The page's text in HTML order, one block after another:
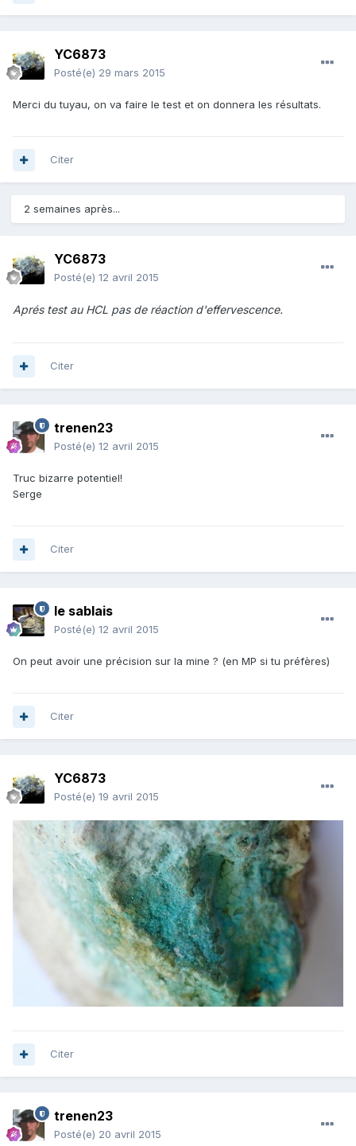
YC6873
Posté(e) 29 mars 2015
Merci du tuyau, on va faire le test et on donnera les résultats.
Citer
2 semaines après...
YC6873
Posté(e) 12 avril 2015
Aprés test au HCL pas de réaction d'effervescence.
Citer
trenen23
Posté(e) 12 avril 2015
Truc bizarre potentiel!
Serge
Citer
le sablais
Posté(e) 12 avril 2015
On peut avoir une précision sur la mine ? (en MP si tu préfères)
Citer
YC6873
Posté(e) 19 avril 2015
Citer
trenen23
Posté(e) 20 avril 2015